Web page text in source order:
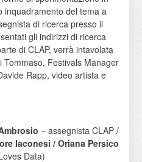
inquadramento del tema a
di ricerca presso il
gli indirizzi di ricerca
di CLAP, verrà intavolata
Tommaso, Festivals Manager
Rapp, video artista e
– assegnista CLAP /
Iaconesi / Oriana Persico
Loves Data)